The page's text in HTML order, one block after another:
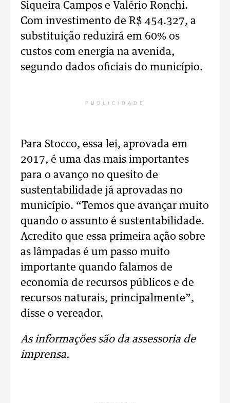
Siqueira Campos e Valério Ronchi.
Com investimento de R$ 454.327, a
substituição reduzirá em 60% os
custos com energia na avenida,
segundo dados oficiais do município.
PUBLICIDADE
Para Stocco, essa lei, aprovada em
2017, é uma das mais importantes
para o avanço no quesito de
sustentabilidade já aprovadas no
município. “Temos que avançar muito
quando o assunto é sustentabilidade.
Acredito que essa primeira ação sobre
as lâmpadas é um passo muito
importante quando falamos de
economia de recursos públicos e de
recursos naturais, principalmente”,
disse o vereador.
As informações são da assessoria de
imprensa.